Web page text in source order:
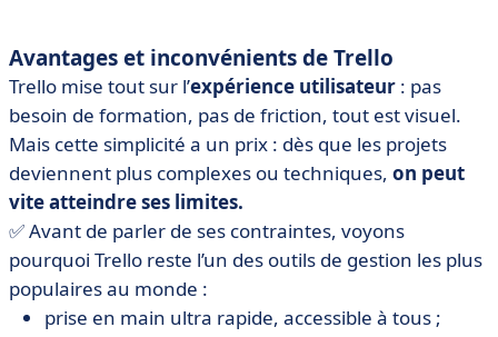
Avantages et inconvénients de Trello
Trello mise tout sur l’expérience utilisateur : pas
besoin de formation, pas de friction, tout est visuel.
Mais cette simplicité a un prix : dès que les projets
deviennent plus complexes ou techniques, on peut
vite atteindre ses limites.
✅ Avant de parler de ses contraintes, voyons
pourquoi Trello reste l’un des outils de gestion les plus
populaires au monde :
prise en main ultra rapide, accessible à tous ;